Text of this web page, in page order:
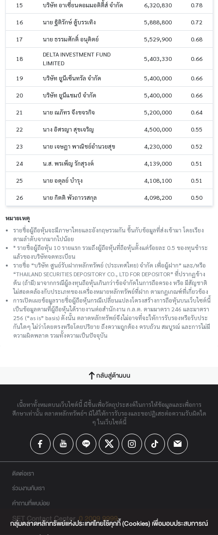
15 บริษัท อาเซี่ยนคอมมอดิตี้ส์ จำกัด 6,320,830 0.78
16 นาย ฐิติรักษ์ ตู้บรรเทิง 5,888,800 0.72
17 นาย ธรรมศักดิ์ อนุดิตย์ 5,529,900 0.68
18
DELTA INVESTMENT FUND
LIMITED
5,403,330 0.66
19 บริษัท ยูนีเซ็นทรัล จำกัด 5,400,000 0.66
20 บริษัท ยูนีแชมป์ จำกัด 5,400,000 0.66
21 นาย ณภัทร จึงขจรกิจ 5,200,000 0.64
22 นาง อิศรญา สุขเจริญ 4,500,000 0.55
23 นาย เจษฎา พาณิชย์อำนวยสุข 4,230,000 0.52
24 น.ส. พรเพ็ญ รักสุรงค์ 4,139,000 0.51
25 นาย อดุลย์ บำรุง 4,108,100 0.51
26 นาย กิตติ พัวถาวรสกุล 4,098,200 0.50
หมายเหตุ
รายชื่อผู้ถือหุ้นจะมีภาษาไทยและอังกฤษรวมกัน ขึ้นกับข้อมูลที่ส่งเข้ามา โดยเรียง
ตามลำดับจากมากไปน้อย
* รายชื่อผู้ถือหุ้น 10 รายแรก รวมถึงผู้ถือหุ้นที่ถือหุ้นตั้งแต่ร้อยละ 0.5 ของทุนชําระ
แล้วของบริษัทจดทะเบียน
รายชื่อ “บริษัท ศูนย์รับฝากหลักทรัพย์ (ประเทศไทย) จำกัด เพื่อผู้ฝาก” และ/หรือ
“THAILAND SECURITIES DEPOSITORY CO., LTD FOR DEPOSITOR” ที่ปรากฏข้าง
ต้น (ถ้ามี) มาจากกรณีผู้ลงทุนถือหุ้นเกินกว่าข้อจำกัดในการถือครอง หรือ มีสัญชาติ
ไม่สอดคล้องกับประเภทของเครื่องหมายหลักทรัพย์ที่ฝาก ตามกฎเกณฑ์ที่เกี่ยวข้อง
การเปิดเผยข้อมูลรายชื่อผู้ถือหุ้นกรณีเปลี่ยนแปลงโครงสร้างการถือหุ้นบนเว็บไซต์นี้
เป็นข้อมูลตามที่ผู้ถือหุ้นได้รายงานต่อสำนักงาน ก.ล.ต. ตามมาตรา 246 และมาตรา
256 (“as is” basis) ดังนั้น ตลาดหลักทรัพย์จึงไม่อาจที่จะให้การรับรองหรือรับประ
กันใดๆ ไม่ว่าโดยตรงหรือโดยปริยาย ถึงความถูกต้อง ครบถ้วน สมบูรณ์ และการไม่มี
ความผิดพลาด รวมทั้งความเป็นปัจจุบัน
กลับสู่ด้านบน
เนื้อหาทั้งหมดบนเว็บไซต์นี้ มีขึ้นเพื่อวัตถุประสงค์ในการให้ข้อมูลและเพื่อการ
ศึกษาเท่านั้น ตลาดหลักทรัพย์ฯ มิได้ให้การรับรองและขอปฏิเสธต่อความรับผิดใด
ๆ ในเว็บไซต์นี้
ติดต่อเรา
ร่วมงานกับเรา
คำถามที่พบบ่อย
SET Contact Center 0 2009 9999
กลุ่มตลาดหลักทรัพย์แห่งประเทศไทยใช้คุกกี้ (Cookies) เพื่อมอบประสบการณ์